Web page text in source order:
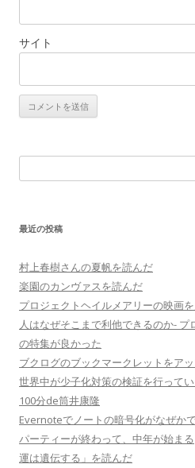
サイト
索:
最近の投稿
村上春樹さんの夏帆を読んだ
楽園のカンヴァスを読んだ
プロジェクトヘイルメアリーの映画
人はなぜそこまで利他できるのか-
の特集が良かった
ブクログのブックマークレットをア
世界中が少子化対策の検証を行って
100分de筒井康隆
Evernoteでノートの暗号化がなぜか
パーティーが終わって、中年が始まる
運は遺伝する」を読んだ